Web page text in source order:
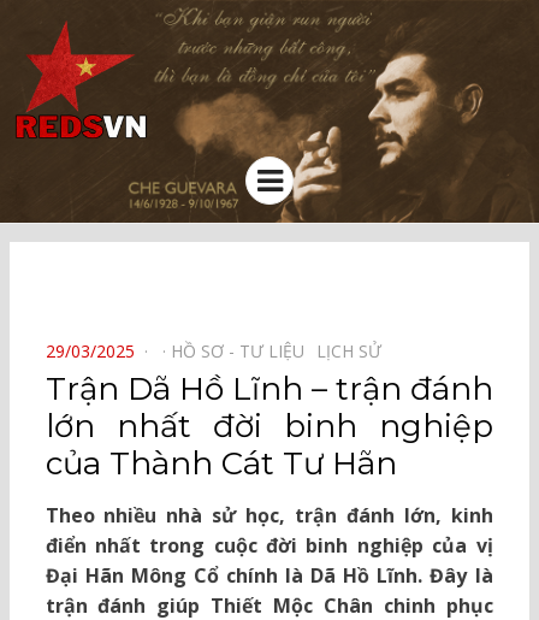
Kênh chia sẻ tri thức cộng đồng
Menu
POSTED
ON
29/03/2025 HỒ SƠ - TƯ LIỆU⠀ LỊCH SỬ⠀
Trận Dã Hồ Lĩnh – trận đánh
lớn nhất đời binh nghiệp
của Thành Cát Tư Hãn
Theo nhiều nhà sử học, trận đánh lớn, kinh
điển nhất trong cuộc đời binh nghiệp của vị
Đại Hãn Mông Cổ chính là Dã Hồ Lĩnh. Đây là
trận đánh giúp Thiết Mộc Chân chinh phục